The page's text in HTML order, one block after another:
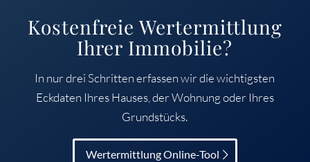
Kostenfreie Wertermittlung
Ihrer Immobilie?
In nur drei Schritten erfassen wir die wichtigsten
Eckdaten Ihres Hauses, der Wohnung oder Ihres
Grundstücks.
Wertermittlung Online-Tool